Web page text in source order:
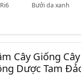
Bưởi da xanh
Cây Giống
Dược Tam